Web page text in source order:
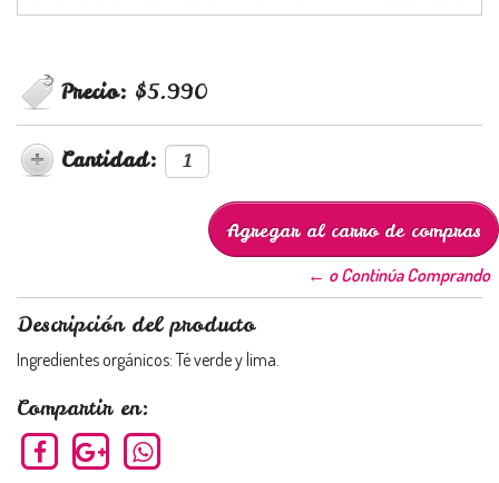
Precio: $5.990
Cantidad:
← o Continúa Comprando
Descripción del producto
Ingredientes orgánicos: Té verde y lima.
Compartir en: